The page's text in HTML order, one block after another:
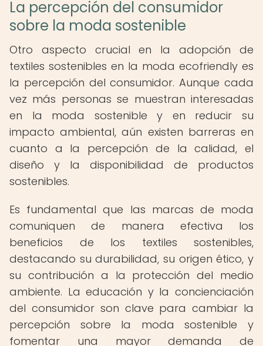
La percepción del consumidor
sobre la moda sostenible
Otro aspecto crucial en la adopción de
textiles sostenibles en la moda ecofriendly es
la percepción del consumidor. Aunque cada
vez más personas se muestran interesadas
en la moda sostenible y en reducir su
impacto ambiental, aún existen barreras en
cuanto a la percepción de la calidad, el
diseño y la disponibilidad de productos
sostenibles.
Es fundamental que las marcas de moda
comuniquen de manera efectiva los
beneficios de los textiles sostenibles,
destacando su durabilidad, su origen ético, y
su contribución a la protección del medio
ambiente. La educación y la concienciación
del consumidor son clave para cambiar la
percepción sobre la moda sostenible y
fomentar una mayor demanda de